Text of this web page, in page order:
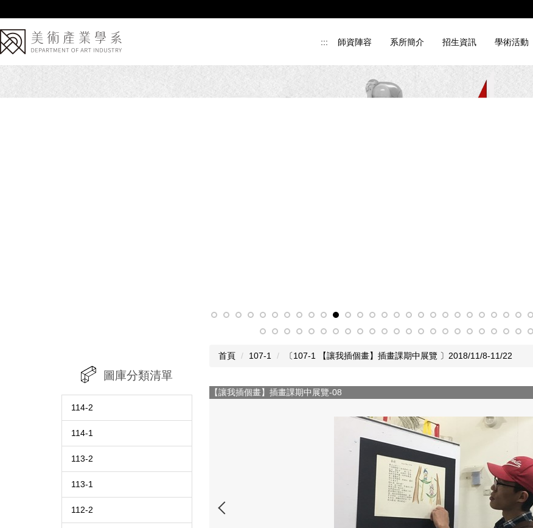
到
主
要
::: 師資陣容 系所簡介 招生資訊 學術活動
圖庫分類清單
114-2
114-1
113-2
113-1
112-2
首頁 107-1 〔107-1 【讓我插個畫】插畫課期中展覽 〕2018/11/8-11/22
107-1 【讓我插個畫】插畫課期中展覽-09